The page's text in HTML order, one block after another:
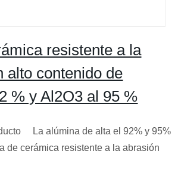
resistente a la
alto contenido de
% y Al2O3 al 95 %
La alúmina de alta el 92% y 95%
de cerámica resistente a la abrasión